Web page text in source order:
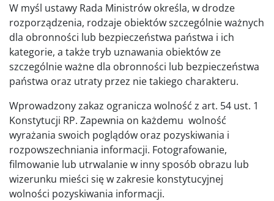
W myśl ustawy Rada Ministrów określa, w drodze
rozporządzenia, rodzaje obiektów szczególnie ważnych
dla obronności lub bezpieczeństwa państwa i ich
kategorie, a także tryb uznawania obiektów ze
szczególnie ważne dla obronności lub bezpieczeństwa
państwa oraz utraty przez nie takiego charakteru.
Wprowadzony zakaz ogranicza wolność z art. 54 ust. 1
Konstytucji RP. Zapewnia on każdemu wolność
wyrażania swoich poglądów oraz pozyskiwania i
rozpowszechniania informacji. Fotografowanie,
filmowanie lub utrwalanie w inny sposób obrazu lub
wizerunku mieści się w zakresie konstytucyjnej
wolności pozyskiwania informacji.